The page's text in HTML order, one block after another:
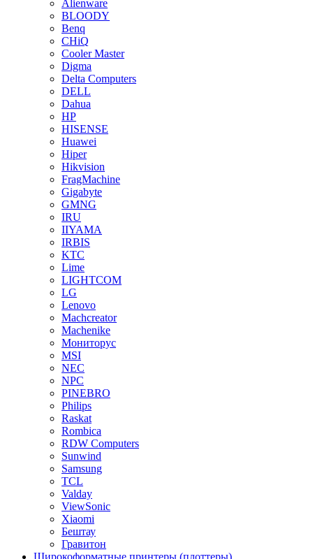
Alienware
BLOODY
Benq
CHiQ
Cooler Master
Digma
Delta Computers
DELL
Dahua
HP
HISENSE
Huawei
Hiper
Hikvision
FragMachine
Gigabyte
GMNG
IRU
IIYAMA
IRBIS
KTC
Lime
LIGHTCOM
LG
Lenovo
Machcreator
Machenike
Мониторус
MSI
NEC
NPC
PINEBRO
Philips
Raskat
Rombica
RDW Computers
Sunwind
Samsung
TCL
Valday
ViewSonic
Xiaomi
Бештау
Гравитон